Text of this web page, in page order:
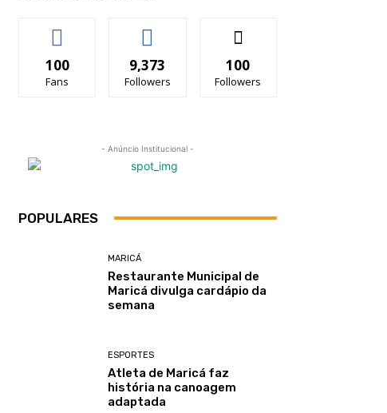
100
Fans
9,373
Followers
100
Followers
- Anúncio Institucional -
POPULARES
MARICÁ
Restaurante Municipal de
Maricá divulga cardápio da
semana
ESPORTES
Atleta de Maricá faz
história na canoagem
adaptada